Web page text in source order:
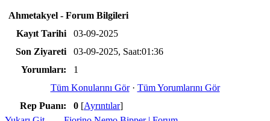
Ahmetakyel - Forum Bilgileri
Kayıt Tarihi
03-09-2025
Son Ziyareti
03-09-2025, Saat:01:36
Yorumları:
1
Tüm Konularını Gör· Tüm Yorumlarını Gör
Rep Puanı:
0 [Ayrıntılar]